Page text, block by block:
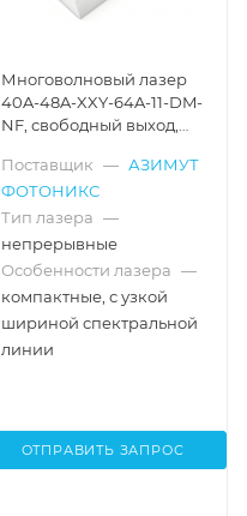
Многоволновый лазер
40A-48A-XXY-64A-11-DM-
NF, свободный выход,
Поставщик — АЗИМУТ
ФОТОНИКС
Тип лазера —
непрерывные
Особенности лазера —
компактные, с узкой
шириной спектральной
линии
ОТПРАВИТЬ ЗАПРОС